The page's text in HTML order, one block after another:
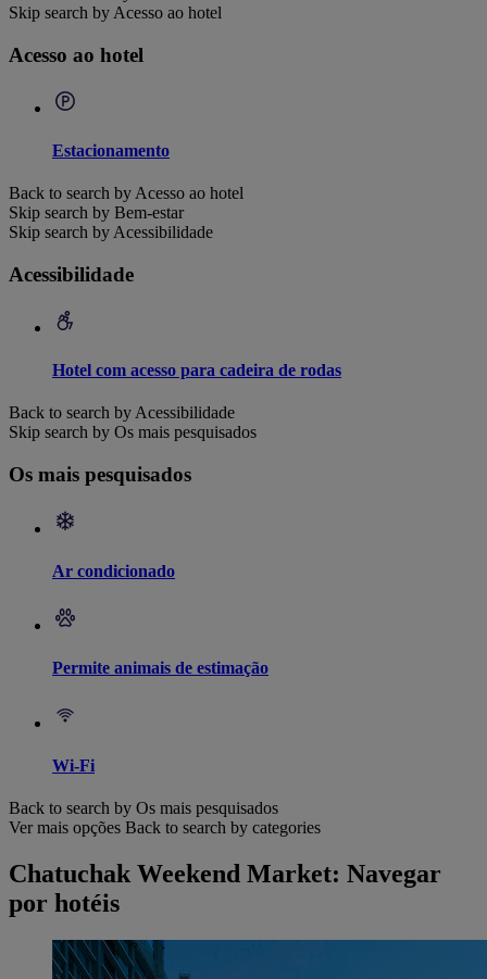
Skip search by Acesso ao hotel
Acesso ao hotel
Estacionamento
Back to search by Acesso ao hotel
Skip search by Bem-estar
Skip search by Acessibilidade
Acessibilidade
Hotel com acesso para cadeira de rodas
Back to search by Acessibilidade
Skip search by Os mais pesquisados
Os mais pesquisados
Ar condicionado
Permite animais de estimação
Wi-Fi
Back to search by Os mais pesquisados
Ver mais opções Back to search by categories
Chatuchak Weekend Market: Navegar
por hotéis